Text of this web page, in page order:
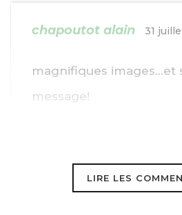
chapoutot alain 31
magnifiques images…et
message!
LIRE LES